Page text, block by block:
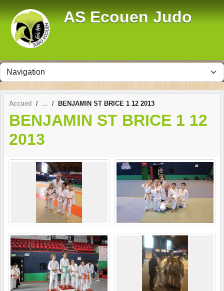
AS Ecouen Judo
Accueil BENJAMIN ST BRICE 1 12 2013
BENJAMIN ST BRICE 1 12
2013